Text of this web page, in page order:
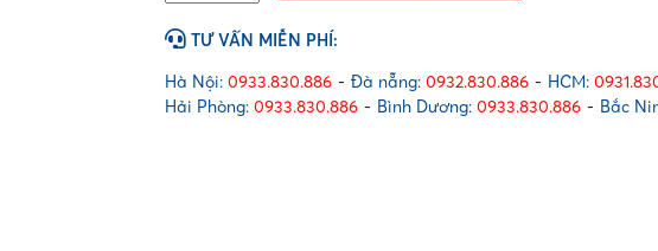
-
Nhựa
Phát
Thành
TƯ VẤN MIỄN PHÍ:
Hà Nội: 0933.830.886 - Đà nẵng: 0932.830.886 - HCM:
Hải Phòng: 0933.830.886 - Bình Dương: 0933.830.886 - Bắc